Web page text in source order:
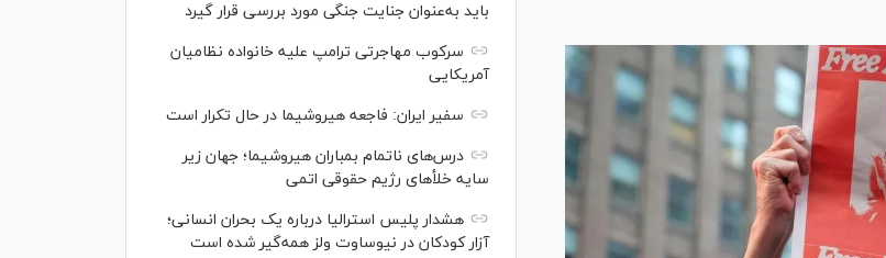
باید به‌عنوان جنایت جنگی مورد بررسی قرار گیرد
سرکوب مهاجرتی ترامپ علیه خانواده نظامیان
آمریکایی
سفیر ایران: فاجعه هیروشیما در حال تکرار است
درس‌های ناتمام بمباران هیروشیما؛ جهان زیر
سایه خلأ‌های رژیم حقوقی اتمی
هشدار پلیس استرالیا درباره یک بحران انسانی؛
آزار کودکان در نیوساوت ولز همه‌گیر شده است